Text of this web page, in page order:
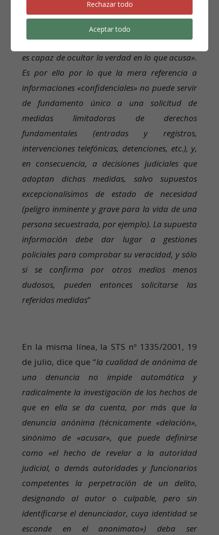
venganza, autoexculpación, beneficio personal,
etc., así como el antiguo brocardo de que
«quien oculta su rostro para acusar, también
es capaz de ocultar la verdad en lo que acusa».
Es por ello por lo que la mera referencia a
informaciones «confidenciales» no puede servir
de fundamento único a una solicitud de
medidas limitadoras de derechos
fundamentales (entradas y registros,
intervenciones telefónicas, detenciones, etc.), y,
en consecuencia, a decisiones judiciales que
adoptan dichas medidas, salvo supuestos
excepcionalísimos de estado de necesidad
(peligro inminente y grave para la vida de una
persona secuestrada, por ejemplo). La supuesta
información debe dar lugar a gestiones
policiales para comprobar su veracidad, y sólo
si se confirma por otros medios menos
dudosos, pueden entonces solicitarse las
referidas medidas”
En la misma línea, la STS nº 1335/2001, 19
de julio, dice que “la cualidad de anónima de
una denuncia no impide automática y
radicalmente la investigación de los hechos de
que en ella se da cuenta, por más que la
denuncia anónima (técnicamente «delación»,
sinónimo de «acusar», que puede definirse
como «el hecho de revelar a la autoridad
judicial, o demás autoridades y funcionarios
competentes la perpetración de un delito,
designando al autor o culpable, pero sin
identificarse el denunciador, cuya identidad se
esconde en el anonimato») deba ser
Rechazar todo
Aceptar todo